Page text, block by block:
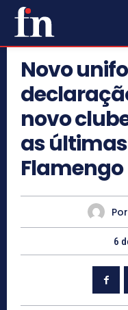
Novo
novo
as
Flamengo
6